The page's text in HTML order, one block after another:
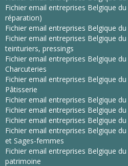
Fichier email entreprises Belgique
réparation)
Fichier email entreprises Belgique
Fichier email entreprises Belgique
teinturiers, pressings
Fichier email entreprises Belgique
Charcuteries
Fichier email entreprises Belgique
Pâtisserie
Fichier email entreprises Belgique
Fichier email entreprises Belgique
Fichier email entreprises Belgique
Fichier email entreprises Belgique
et Sages-femmes
Fichier email entreprises Belgique
patrimoine